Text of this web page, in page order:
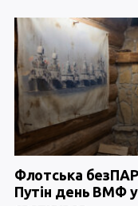
Флотська
Путін день ВМФ у